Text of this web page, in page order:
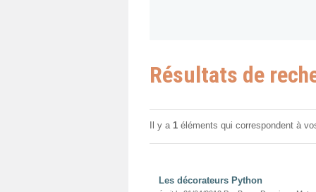
Résultats de
Il y a 1 éléments qui correspondent à
Les décorateurs Python